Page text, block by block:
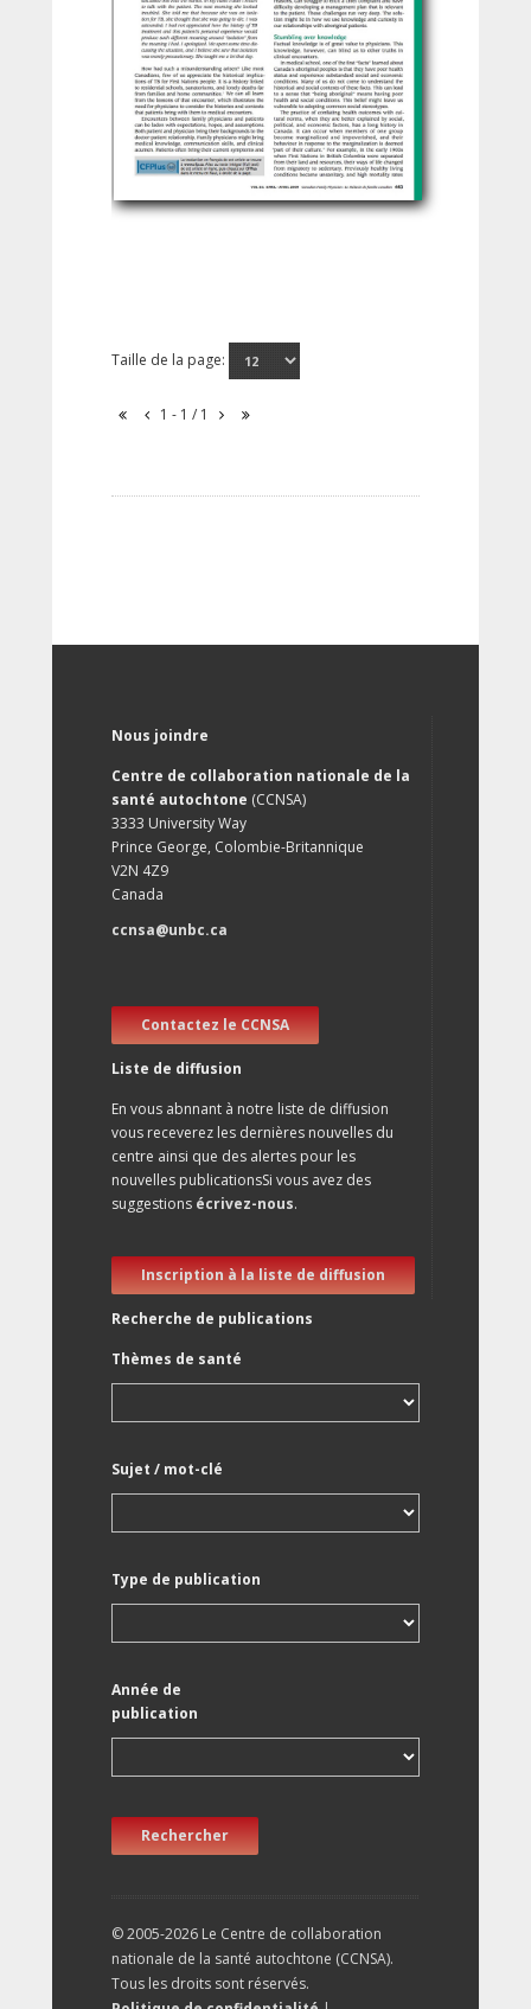
Taille de la page:
1 - 1 / 1
Nous joindre
Centre de collaboration nationale de la
santé autochtone (CCNSA)
3333 University Way
Prince George, Colombie-Britannique
V2N 4Z9
Canada
ccnsa@unbc.ca
Contactez le CCNSA
Liste de diffusion
En vous abnnant à notre liste de diffusion
vous receverez les dernières nouvelles du
centre ainsi que des alertes pour les
nouvelles publicationsSi vous avez des
suggestions écrivez-nous.
Inscription à la liste de diffusion
Recherche de publications
Thèmes de santé
Sujet / mot-clé
Type de publication
Année de
publication
Rechercher
© 2005-2026 Le Centre de collaboration
nationale de la santé autochtone (CCNSA).
Tous les droits sont réservés.